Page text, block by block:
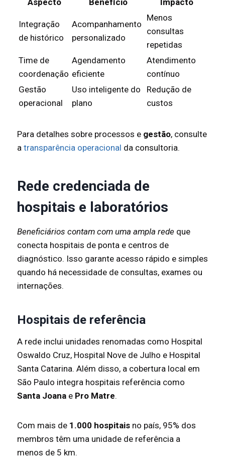
Aspecto Benefício Impacto
Integração
de histórico
Acompanhamento
personalizado
Menos
consultas
repetidas
Time de
coordenação
Agendamento
eficiente
Atendimento
contínuo
Gestão
operacional
Uso inteligente do
plano
Redução de
custos
Para detalhes sobre processos e gestão, consulte
a transparência operacional da consultoria.
Rede credenciada de
hospitais e laboratórios
Beneficiários contam com uma ampla rede que
conecta hospitais de ponta e centros de
diagnóstico. Isso garante acesso rápido e simples
quando há necessidade de consultas, exames ou
internações.
Hospitais de referência
A rede inclui unidades renomadas como Hospital
Oswaldo Cruz, Hospital Nove de Julho e Hospital
Santa Catarina. Além disso, a cobertura local em
São Paulo integra hospitais referência como
Santa Joana e Pro Matre.
Com mais de 1.000 hospitais no país, 95% dos
membros têm uma unidade de referência a
menos de 5 km.